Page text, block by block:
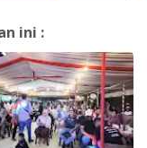
ini :